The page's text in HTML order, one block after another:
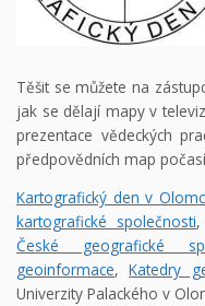
Těšit se můžete na
jak se dělají mapy v
prezentace vědeckých
předpovědních map
Kartografický den v
kartografické společnosti
České geografické
geoinformace,Katedry
Univerzity Palackého v